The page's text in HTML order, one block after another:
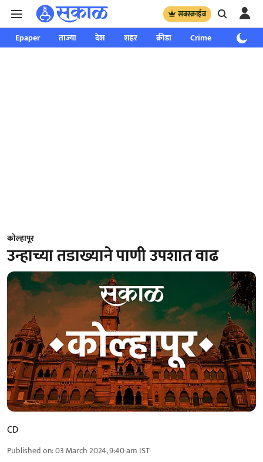
सबस्क्राईब
Epaper ताज्या देश शहर क्रीडा Crime साप्ताहिक
कोल्हापूर
उन्हाच्या तडाख्याने पाणी उपशात वाढ
CD
Published on:03 March 2024, 9:40 am IST